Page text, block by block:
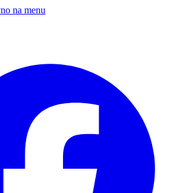
na menu